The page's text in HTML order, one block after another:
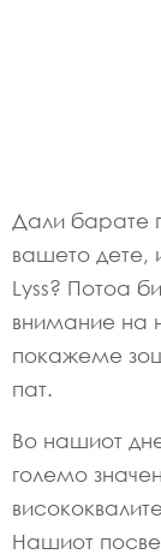
Дали барате
вашето дете,
Lyss? Потоа
внимание на
покажеме
пат.
Во нашиот
големо
Нашиот